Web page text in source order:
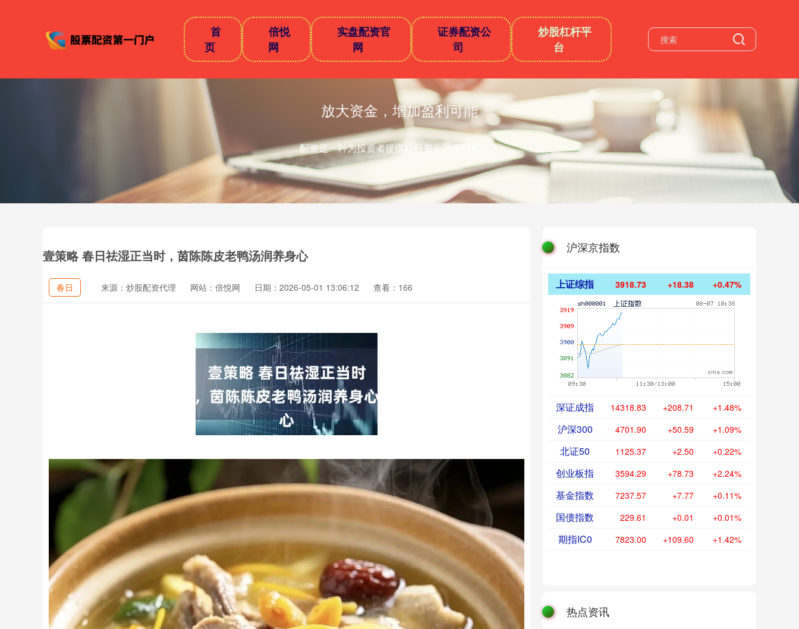
首
页
倍悦
网
实盘配资官
网
证券配资公
司
炒股杠杆平
台
放大资金，增加盈利可能
配资是一种为投资者提供杠杆资金的金融服务！
壹策略 春日祛湿正当时，茵陈陈皮老鸭汤润养身心
春日 来源：炒股配资代理 网站：倍悦网 日期：2026-05-01 13:06:12 查看：166
沪深京指数
上证综指 3918.63 +18.28 +0.47%
深证成指 14318.64 +208.52 +1.48%
沪深300 4701.88 +50.57 +1.09%
北证50 1125.17 +2.30 +0.20%
创业板指 3593.87 +78.31 +2.23%
基金指数 7237.49 +7.69 +0.11%
国债指数 229.60 +0.01 0.00%
期指IC0 7821.20 +107.80 +1.40%
热点资讯